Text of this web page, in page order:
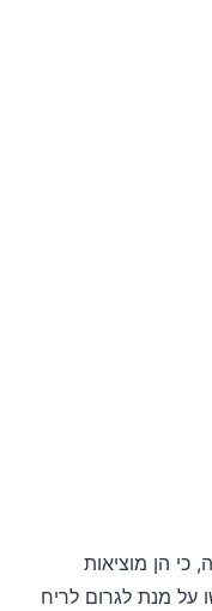
כי הן מוציאות
מנת לגרום לריח